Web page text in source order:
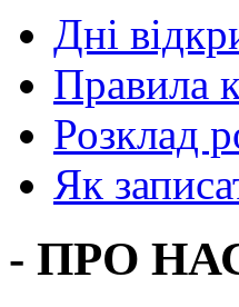
Дні
Правила
Розклад
Як
- ПРО